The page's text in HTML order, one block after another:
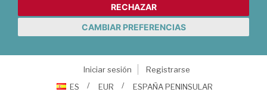
RECHAZAR
CAMBIAR PREFERENCIAS
Iniciar sesión
Registrarse
ES
EUR ESPAÑA PENINSULAR